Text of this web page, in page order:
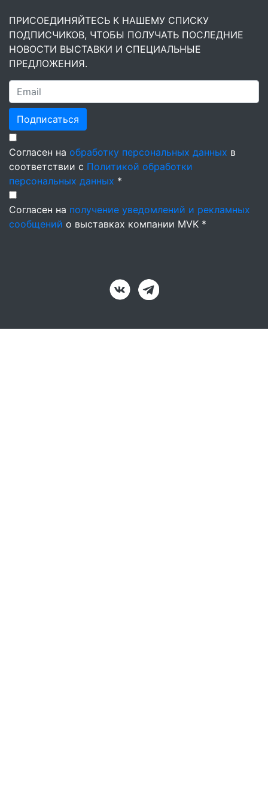
ПРИСОЕДИНЯЙТЕСЬ К НАШЕМУ СПИСКУ
ПОДПИСЧИКОВ, ЧТОБЫ ПОЛУЧАТЬ ПОСЛЕДНИЕ
НОВОСТИ ВЫСТАВКИ И СПЕЦИАЛЬНЫЕ
ПРЕДЛОЖЕНИЯ.
Подписаться
Согласен на обработку персональных данных в
соответствии с Политикой обработки
персональных данных *
Согласен на получение уведомлений и рекламных
сообщений о выставках компании MVK *